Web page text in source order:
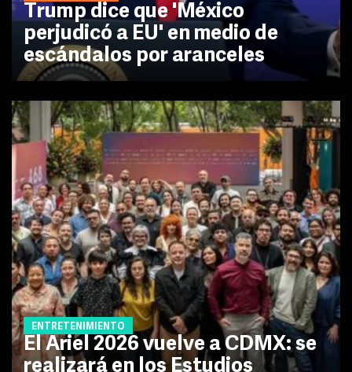
Trump dice que 'México
perjudicó a EU' en medio de
escándalos por aranceles
ENTRETENIMIENTO
El Ariel 2026 vuelve a CDMX: se
realizará en los Estudios